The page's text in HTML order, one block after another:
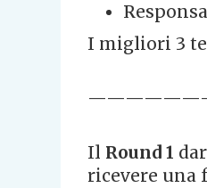
I migliori 3
Il Round 1
ricevere una